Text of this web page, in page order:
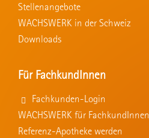
Stellenangebote
WACHSWERK in der Schweiz
Downloads
Für FachkundInnen
Fachkunden-Login
WACHSWERK für FachkundInnen
Referenz-Apotheke werden